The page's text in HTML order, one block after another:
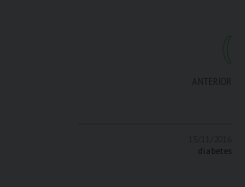
diabetes